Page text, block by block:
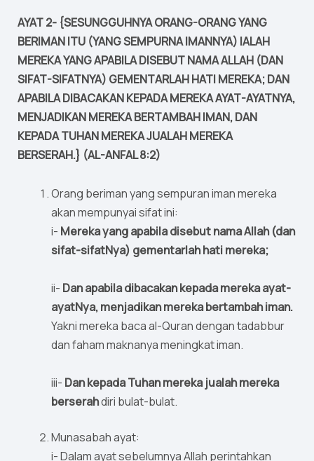
AYAT 2- {SESUNGGUHNYA ORANG-ORANG YANG
BERIMAN ITU (YANG SEMPURNA IMANNYA) IALAH
MEREKA YANG APABILA DISEBUT NAMA ALLAH (DAN
SIFAT-SIFATNYA) GEMENTARLAH HATI MEREKA; DAN
APABILA DIBACAKAN KEPADA MEREKA AYAT-AYATNYA,
MENJADIKAN MEREKA BERTAMBAH IMAN, DAN
KEPADA TUHAN MEREKA JUALAH MEREKA
BERSERAH.} (AL-ANFAL 8:2)
Orang beriman yang sempuran iman mereka
akan mempunyai sifat ini:
i- Mereka yang apabila disebut nama Allah (dan
sifat-sifatNya) gementarlah hati mereka;
ii- Dan apabila dibacakan kepada mereka ayat-
ayatNya, menjadikan mereka bertambah iman.
Yakni mereka baca al-Quran dengan tadabbur
dan faham maknanya meningkat iman.
iii- Dan kepada Tuhan mereka jualah mereka
berserahdiri bulat-bulat.
Munasabah ayat:
i- Dalam ayat sebelumnya Allah perintahkan